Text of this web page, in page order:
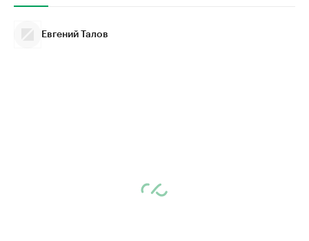
Евгений Талов